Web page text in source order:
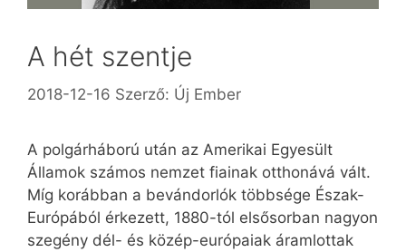
A hét szentje
2018-12-16 Szerző: Új Ember
A polgárháború után az Amerikai Egyesült
Államok számos nemzet fiainak otthonává vált.
Míg korábban a bevándorlók többsége Észak-
Európából érkezett, 1880-tól elsősorban nagyon
szegény dél- és közép-európaiak áramlottak